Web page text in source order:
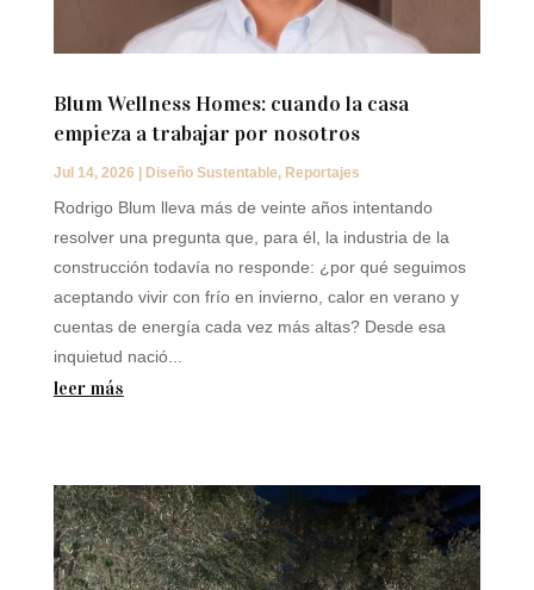
Blum Wellness Homes: cuando la casa
empieza a trabajar por nosotros
Jul 14, 2026 Diseño Sustentable, Reportajes
Rodrigo Blum lleva más de veinte años intentando
resolver una pregunta que, para él, la industria de la
construcción todavía no responde: ¿por qué seguimos
aceptando vivir con frío en invierno, calor en verano y
cuentas de energía cada vez más altas? Desde esa
inquietud nació...
leer más